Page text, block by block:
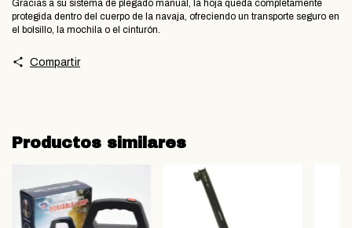
​Gracias a su sistema de plegado manual, la hoja queda completamente
protegida dentro del cuerpo de la navaja, ofreciendo un transporte seguro en
el bolsillo, la mochila o el cinturón.
Compartir
Productos similares